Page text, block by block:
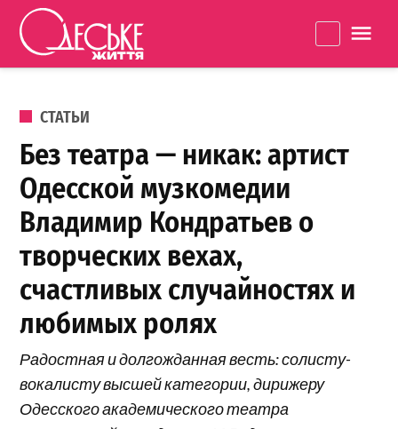
Перейти к содержанию
життя
ОПУБЛИКОВАНО В
СТАТЬИ
Без театра — никак: артист
Одесской музкомедии
Владимир Кондратьев о
творческих вехах,
счастливых случайностях и
любимых ролях
Радостная и долгожданная весть: солисту-
вокалисту высшей категории, дирижеру
Одесского академического театра